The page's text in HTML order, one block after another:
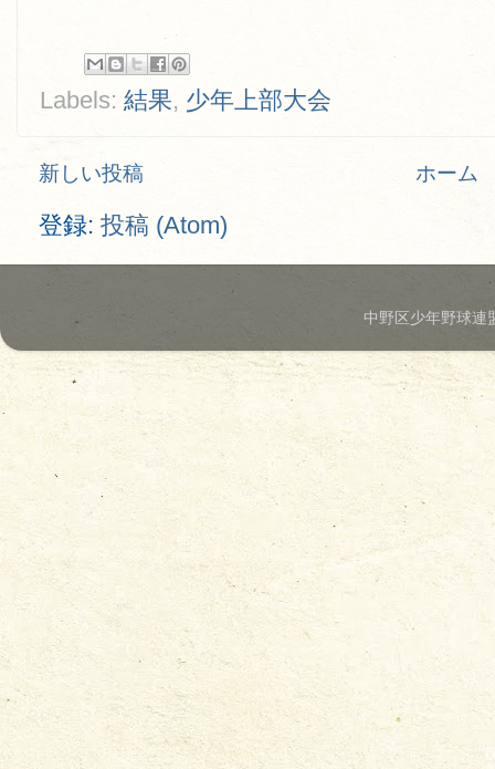
Labels: 結果, 少年上部大会
新しい投稿 ホーム
登録: 投稿 (Atom)
中野区少年野球連